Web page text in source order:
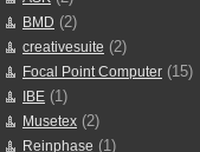
BMD (2)
creativesuite (2)
Focal Point Computer (15)
IBE (1)
Musetex (2)
Reinphase (1)